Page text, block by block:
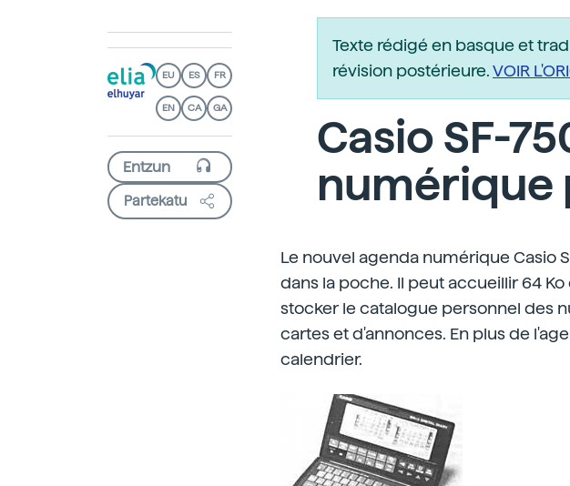
EU ES FR
EN CA GA
Partekatu
Texte rédigé en basque et
révision postérieure.VOIR
Casio SF-
numérique
Le nouvel agenda numérique Casio
dans la poche. Il peut accueillir 64
stocker le catalogue personnel des
cartes et d'annonces. En plus de
calendrier.